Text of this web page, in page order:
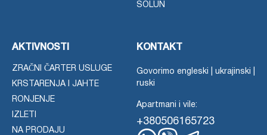
SOLUN
AKTIVNOSTI
ZRAČNI ČARTER USLUGE
KRSTARENJA I JAHTE
RONJENJE
IZLETI
NA PRODAJU
KONTAKT
Govorimo engleski | ukrajinski |
ruski
Apartmani i vile:
+380506165723